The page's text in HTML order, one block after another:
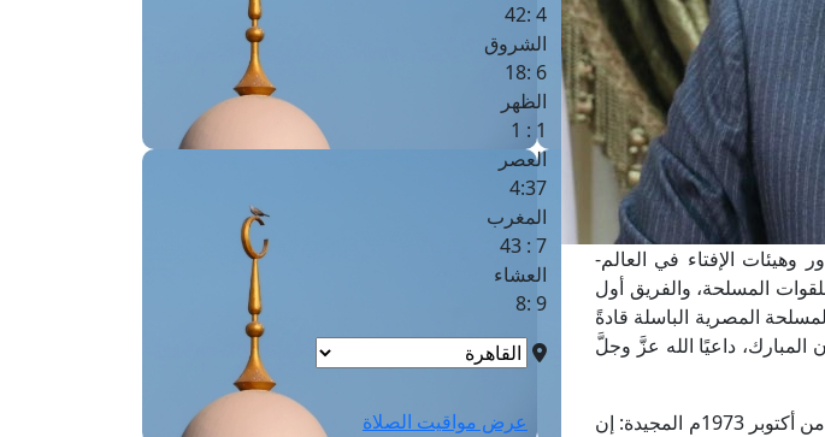
وهيئات الإفتاء في العالم-
المسلحة، والفريق أول
المصرية الباسلة قادةً
داعيًا الله عزَّ وجلَّ
وقال مفتي الجمهورية في بيانه بمناسبة ذكرى انتصارات العاشر من رمضان السادس من أكتوبر 1973م المجيدة: إن
4 :42
الشروق
6 :18
الظهر
1 : 1
العصر
4:37
المغرب
7 : 43
العشاء
9 :8
عرض مواقيت الصلاة